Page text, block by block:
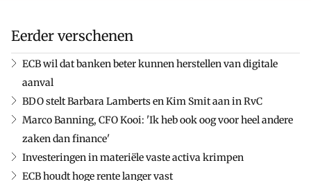
Eerder verschenen
ECB wil dat banken beter kunnen herstellen van digitale
aanval
BDO stelt Barbara Lamberts en Kim Smit aan in RvC
Marco Banning, CFO Kooi: 'Ik heb ook oog voor heel andere
zaken dan finance'
Investeringen in materiële vaste activa krimpen
ECB houdt hoge rente langer vast